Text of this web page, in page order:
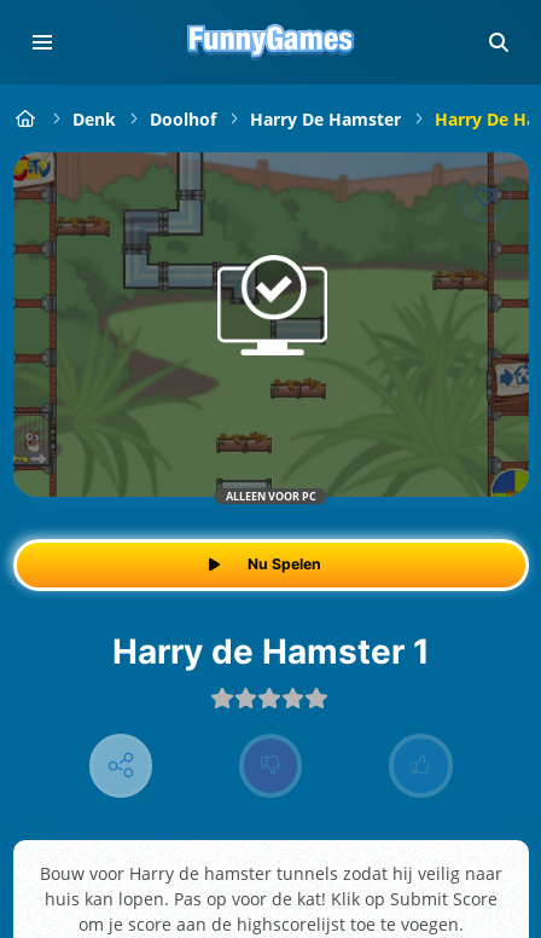
Denk Doolhof Harry De Hamster Harry De
ALLEEN VOOR PC
Nu Spelen
Harry de Hamster 1
Bouw voor Harry de hamster tunnels zodat hij veilig naar
huis kan lopen. Pas op voor de kat! Klik op Submit Score
om je score aan de highscorelijst toe te voegen.